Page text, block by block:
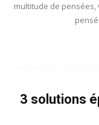
multitude de
3 solutions